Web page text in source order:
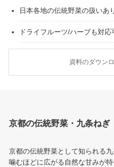
日本各地の伝統野菜の扱いあ
ドライフルーツ/ハーブも対応
資料のダウン
京都の伝統野菜・九条ねぎ
京都の伝統野菜として知られる
噛むほどに広がる自然な甘みが